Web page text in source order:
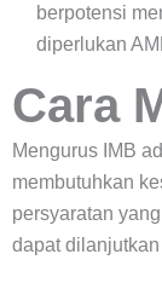
berpotensi
diperlukan
Cara
Mengurus IMB
membutuhkan
persyaratan
dapat